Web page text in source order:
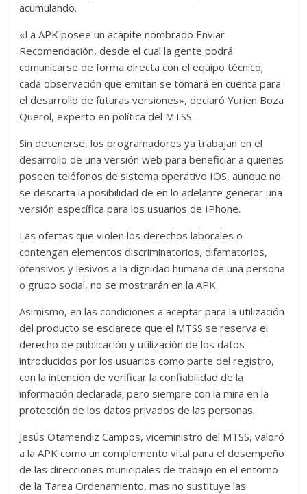
acumulando.
«La APK posee un acápite nombrado Enviar
Recomendación, desde el cual la gente podrá
comunicarse de forma directa con el equipo técnico;
cada observación que emitan se tomará en cuenta para
el desarrollo de futuras versiones», declaró Yurien Boza
Querol, experto en política del MTSS.
Sin detenerse, los programadores ya trabajan en el
desarrollo de una versión web para beneficiar a quienes
poseen teléfonos de sistema operativo IOS, aunque no
se descarta la posibilidad de en lo adelante generar una
versión específica para los usuarios de IPhone.
Las ofertas que violen los derechos laborales o
contengan elementos discriminatorios, difamatorios,
ofensivos y lesivos a la dignidad humana de una persona
o grupo social, no se mostrarán en la APK.
Asimismo, en las condiciones a aceptar para la utilización
del producto se esclarece que el MTSS se reserva el
derecho de publicación y utilización de los datos
introducidos por los usuarios como parte del registro,
con la intención de verificar la confiabilidad de la
información declarada; pero siempre con la mira en la
protección de los datos privados de las personas.
Jesús Otamendiz Campos, viceministro del MTSS, valoró
a la APK como un complemento vital para el desempeño
de las direcciones municipales de trabajo en el entorno
de la Tarea Ordenamiento, mas no sustituye las